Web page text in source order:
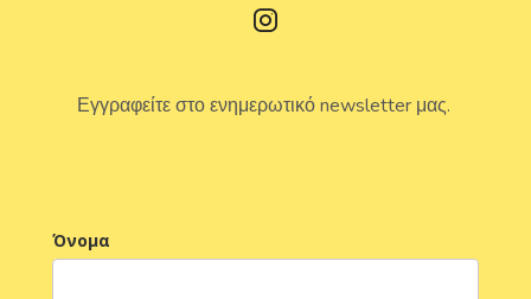
Εγγραφείτε στο ενημερωτικό newsletter μας.
Όνομα